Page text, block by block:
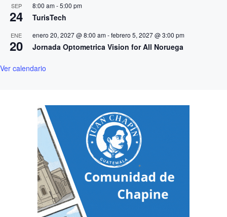
SEP
24
8:00 am-5:00 pm
TurisTech
ENE
20
enero 20, 2027 @ 8:00 am-febrero 5, 2027 @ 3:00 pm
Jornada Optometrica Vision for All Noruega
Ver calendario